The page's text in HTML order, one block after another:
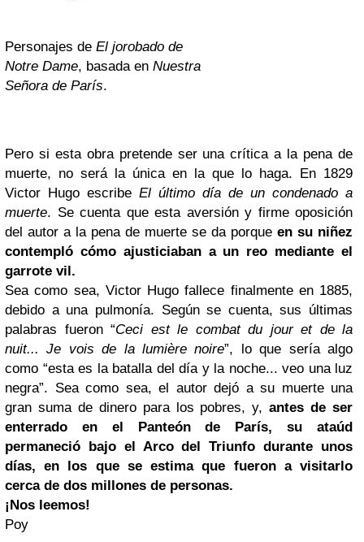
Personajes de El jorobado de
Notre Dame, basada en Nuestra
Señora de París.
Pero si esta obra pretende ser una crítica a la pena de
muerte, no será la única en la que lo haga. En 1829
Victor Hugo escribe El último día de un condenado a
muerte. Se cuenta que esta aversión y firme oposición
del autor a la pena de muerte se da porque en su niñez
contempló cómo ajusticiaban a un reo mediante el
garrote vil.
Sea como sea, Victor Hugo fallece finalmente en 1885,
debido a una pulmonía. Según se cuenta, sus últimas
palabras fueron “Ceci est le combat du jour et de la
nuit... Je vois de la lumière noire”, lo que sería algo
como “esta es la batalla del día y la noche... veo una luz
negra”. Sea como sea, el autor dejó a su muerte una
gran suma de dinero para los pobres, y,antes de ser
enterrado en el Panteón de París, su ataúd
permaneció bajo el Arco del Triunfo durante unos
días, en los que se estima que fueron a visitarlo
cerca de dos millones de personas.
¡Nos leemos!
Poy